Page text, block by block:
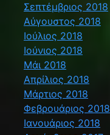
Σεπτέμβριος 2018
Αύγουστος 2018
Ιούλιος 2018
Ιούνιος 2018
Μάι 2018
Απρίλιος 2018
Μάρτιος 2018
Φεβρουάριος 2018
Ιανουάριος 2018